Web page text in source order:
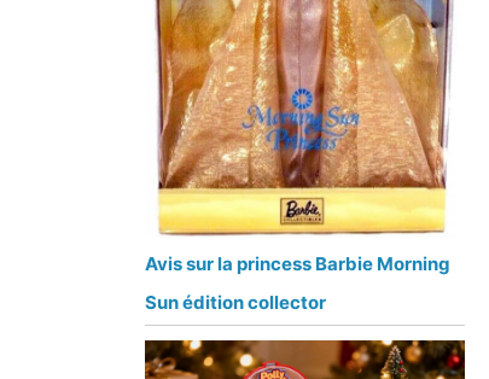
Avis sur la princess Barbie Morning
Sun édition collector